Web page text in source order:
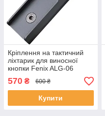
Кріплення на тактичний
ліхтарик для виносної
кнопки Fenix ALG-06
570 ₴ 600 ₴
Купити